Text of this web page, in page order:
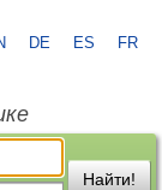
DE ES FR
Найти!